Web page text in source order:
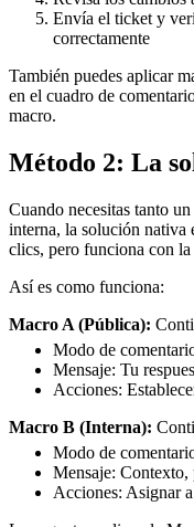
Envía el ticket y
correctamente
También puedes aplicar
en el cuadro de
macro.
Método 2: La
Cuando necesitas tanto
interna, la solución nativa
clics, pero funciona con
Así es como funciona:
Macro A (Pública):
Modo de
Mensaje: Tu
Acciones:
Macro B (Interna):
Modo de
Mensaje: Contexto,
Acciones: Asignar